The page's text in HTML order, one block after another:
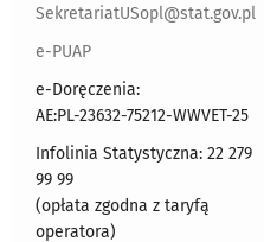
SekretariatUSopl@stat.gov.pl
e-PUAP
e-Doręczenia:
AE:PL-23632-75212-WWVET-25
Infolinia Statystyczna: 22 279
99 99
(opłata zgodna z taryfą
operatora)